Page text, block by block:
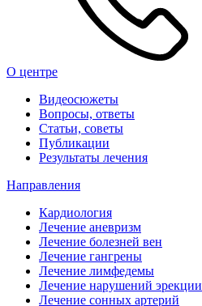
О центре
Видеосюжеты
Вопросы, ответы
Статьи, советы
Публикации
Результаты лечения
Направления
Кардиология
Лечение аневризм
Лечение болезней вен
Лечение гангрены
Лечение лимфедемы
Лечение нарушений эрекции
Лечение сонных артерий